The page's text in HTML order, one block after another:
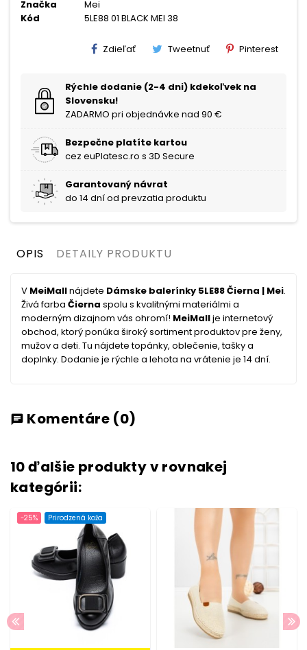
Značka
Mei
Kód
5LE88 01 BLACK MEI 38
Zdieľať Tweetnuť Pinterest
Rýchle dodanie (2-4 dni) kdekoľvek na
Slovensku!
ZADARMO pri objednávke nad 90 €
Bezpečne platíte kartou
cez euPlatesc.ro s 3D Secure
Garantovaný návrat
do 14 dní od prevzatia produktu
OPIS DETAILY PRODUKTU
V MeiMallnájdete Dámske balerínky 5LE88 Čierna | Mei.
Živá farba Čierna spolu s kvalitnými materiálmi a
moderným dizajnom vás ohromí! MeiMallje internetový
obchod, ktorý ponúka široký sortiment produktov pre ženy,
mužov a deti. Tu nájdete topánky, oblečenie, tašky a
doplnky. Dodanie je rýchle a lehota na vrátenie je 14 dní.
chat Komentáre (0)
10 ďalšie produkty v rovnakej
kategórii:
-25% Prirodzená koža